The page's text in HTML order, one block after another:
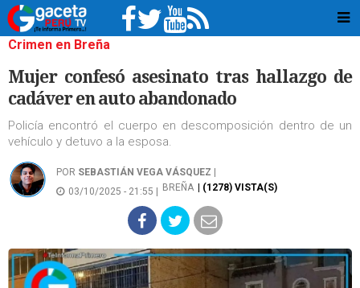
Crimen en Breña
Mujer confesó asesinato tras hallazgo de
cadáver en auto abandonado
Policía encontró el cuerpo en descomposición dentro de un
vehículo y detuvo a la esposa.
POR SEBASTIÁN VEGA VÁSQUEZ
03/10/2025 - 21:55 |
BREÑA | (1278) VISTA(S)